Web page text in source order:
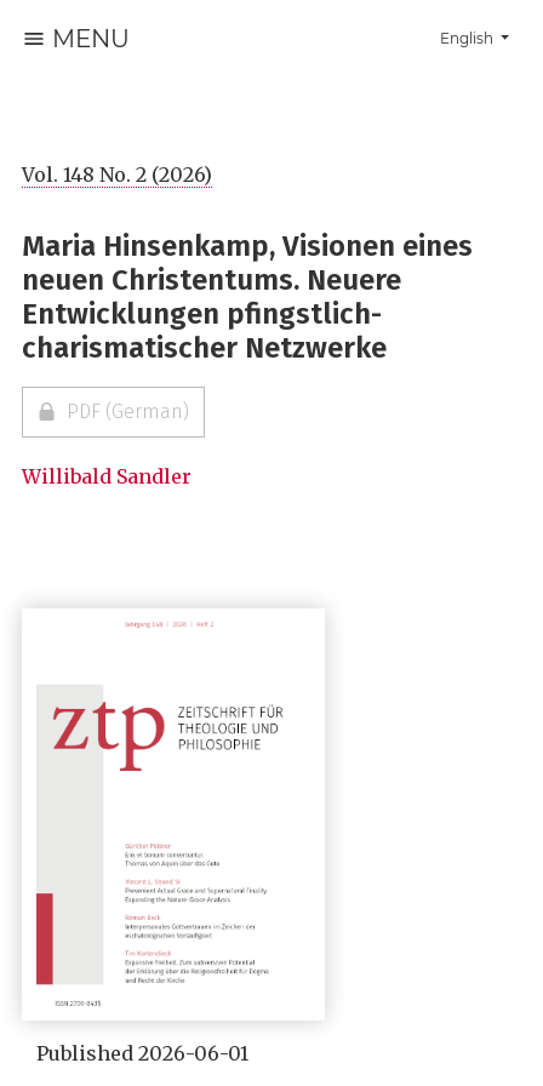
Change the
English
MENU
Vol. 148 No. 2 (2026)
Maria Hinsenkamp, Visionen eines
neuen Christentums. Neuere
Entwicklungen pfingstlich-
charismatischer Netzwerke
PDF (German)
Willibald Sandler
Published 2026-06-01